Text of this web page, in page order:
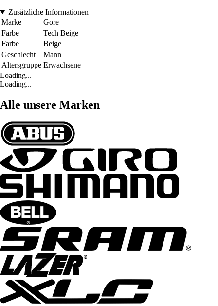
Zusätzliche Informationen
Marke
Gore
Farbe
Tech Beige
Farbe
Beige
Geschlecht
Mann
Altersgruppe Erwachsene
Loading...
Loading...
Alle unsere Marken